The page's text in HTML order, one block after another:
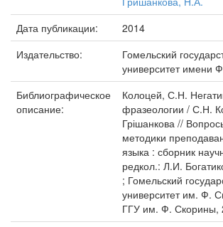
Дата публикации:
2014
Издательство:
Гомельский
университет имени
Библиографическое
описание:
Колоцей, С.Н.
фразеологии / С.Н.
Грішанкова //
методики
языка : сборник
редкол.: Л.И.
; Гомельский
университет им. Ф.
ГГУ им. Ф. Скорины,